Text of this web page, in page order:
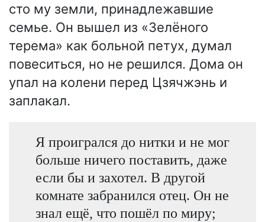
сто му земли, принадлежавшие
семье. Он вышел из «Зелёного
терема» как больной петух, думал
повеситься, но не решился. Дома он
упал на колени перед Цзячжэнь и
заплакал.
Я проигрался до нитки и не мог
больше ничего поставить, даже
если бы и захотел. В другой
комнате забранился отец. Он не
знал ещё, что пошёл по миру;